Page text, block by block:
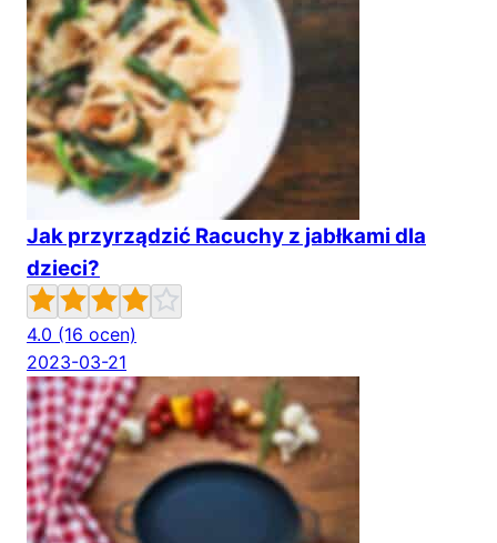
Jak przyrządzić Racuchy z jabłkami dla
dzieci?
4.0 (16 ocen)
2023-03-21